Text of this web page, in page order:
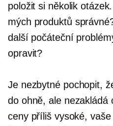
položit si několik
mých produktů
další počáteční
opravit?
Je nezbytné pochopit,
do ohně, ale nezakládá
ceny příliš vysoké,